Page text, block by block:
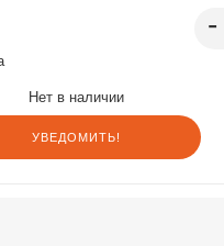
Нет в наличии
УВЕДОМИТЬ!